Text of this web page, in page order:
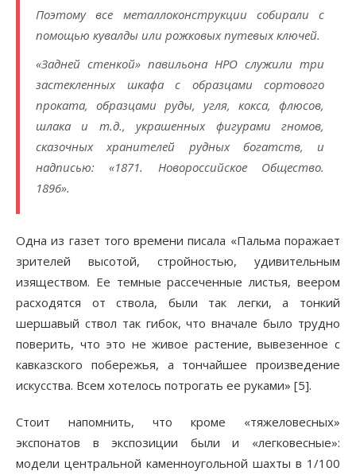
Поэтому все металлоконструкции собирали с
помощью кувалды или рожковых путевых ключей.
«Задней стенкой» павильона НРО служили три
застекленных шкафа с образцами сортового
проката, образцами руды, угля, кокса, флюсов,
шлака и т.д., украшенных фигурами гномов,
сказочных хранителей рудных богатств, и
надписью: «1871. Новороссийское Общество.
1896».
Одна из газет того времени писала «Пальма поражает
зрителей высотой, стройностью, удивительным
изяществом. Ее темные рассеченные листья, веером
расходятся от ствола, были так легки, а тонкий
шершавый ствол так гибок, что вначале было трудно
поверить, что это не живое растение, вывезенное с
кавказского побережья, а тончайшее произведение
искусства. Всем хотелось потрогать ее руками» [5].
Стоит напомнить, что кроме «тяжеловесных»
экспонатов в экспозиции были и «легковесные»:
модели центральной каменноугольной шахты в 1/100